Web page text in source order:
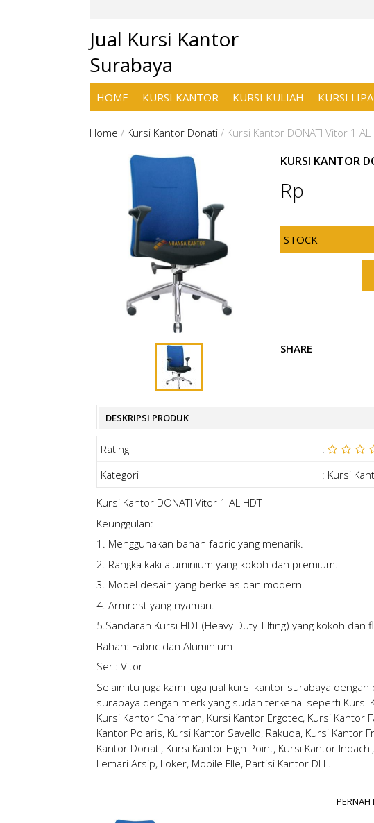
Jual Kursi Kantor
Surabaya
HOME KURSI KANTOR KURSI KULIAH KURSI
Home / Kursi Kantor Donati/ Kursi Kantor DONATI Vitor 1 AL
KURSI KANTOR
Rp
STOCK
SHARE
DESKRIPSI PRODUK
Rating :
Kategori
: Kursi
Kursi Kantor DONATI Vitor 1 AL HDT
Keunggulan:
1. Menggunakan bahan fabric yang menarik.
2. Rangka kaki aluminium yang kokoh dan premium.
3. Model desain yang berkelas dan modern.
4. Armrest yang nyaman.
5.Sandaran Kursi HDT (Heavy Duty Tilting) yang kokoh dan
Bahan: Fabric dan Aluminium
Seri: Vitor
Selain itu juga kami juga jual kursi kantor surabaya dengan
surabaya dengan merk yang sudah terkenal seperti Kursi
Kursi Kantor Chairman, Kursi Kantor Ergotec, Kursi Kantor
Kantor Polaris, Kursi Kantor Savello, Rakuda, Kursi Kantor
Kantor Donati, Kursi Kantor High Point, Kursi Kantor
Lemari Arsip, Loker, Mobile FIle, Partisi Kantor DLL.
PERNAH